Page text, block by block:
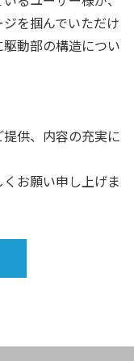
を掴んでいただけ
動部の構造につい
供、内容の充実に
お願い申し上げま